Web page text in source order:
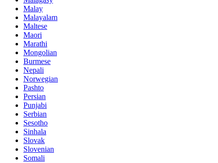
Malay
Malayalam
Maltese
Maori
Marathi
Mongolian
Burmese
Nepali
Norwegian
Pashto
Persian
Punjabi
Serbian
Sesotho
Sinhala
Slovak
Slovenian
Somali